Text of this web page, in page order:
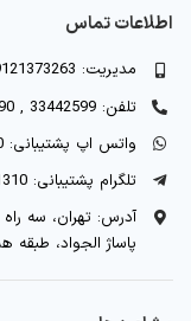
اطلاعات تماس
مدیریت: 09121373263
تلفن: 33442599 , 33442590-021
واتس اپ پشتیبانی: 09122391310
تلگرام پشتیبانی: 09372391310
آدرس: تهران، سه
پاساژ الجواد، طبقه همکف، پلاک 21،